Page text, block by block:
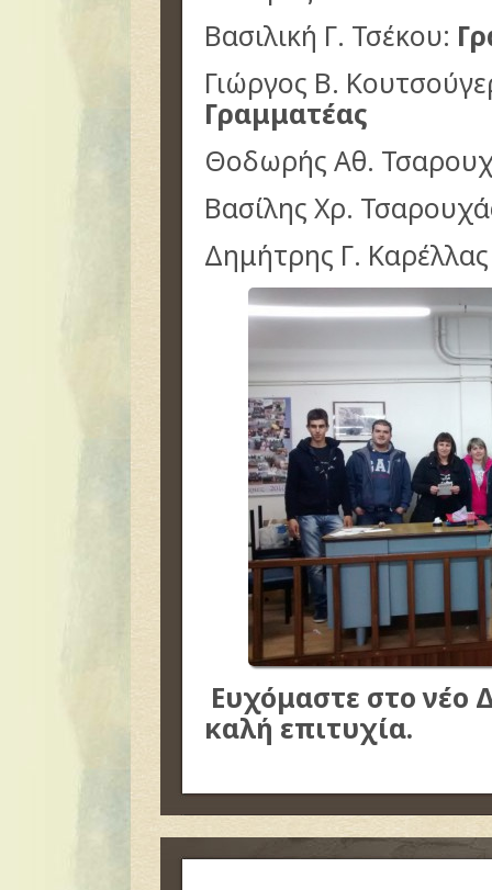
Βασιλική Γ. Τσέκου:
Γιώργος Β.
Γραμματέας
Θοδωρής Αθ.
Βασίλης Χρ.
Δημήτρης Γ.
Ευχόμαστε στο νέο
καλή επιτυχία.